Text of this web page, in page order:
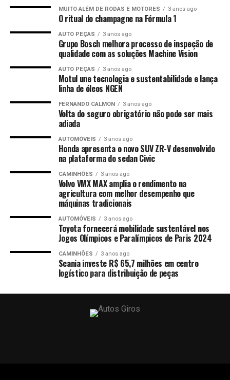
MUITO ALÉM DE RODAS E MOTORES 3 anos ago
O ritual do champagne na Fórmula 1
AUTO PEÇAS 3 anos ago
Grupo Bosch melhora processo de inspeção de
qualidade com as soluções Machine Vision
AUTO PEÇAS 3 anos ago
Motul une tecnologia e sustentabilidade e lança
linha de óleos NGEN
FERNANDO CALMON 3 anos ago
Volta do seguro obrigatório não pode ser mais
adiada
AUTOMÓVEIS 3 anos ago
Honda apresenta o novo SUV ZR-V desenvolvido
na plataforma do sedan Civic
CAMINHÕES 3 anos ago
Volvo VMX MAX amplia o rendimento na
agricultura com melhor desempenho que
máquinas tradicionais
AUTOMÓVEIS 3 anos ago
Toyota fornecerá mobilidade sustentável nos
Jogos Olímpicos e Paralímpicos de Paris 2024
CAMINHÕES 3 anos ago
Scania investe R$ 65,7 milhões em centro
logístico para distribuição de peças